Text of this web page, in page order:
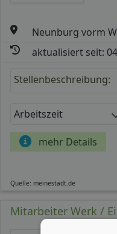
Neunburg vorm
aktualisiert seit:
Stellenbeschreibung:
Arbeitszeit
mehr Details
Quelle: meinestadt.de
Mitarbeiter Werk /